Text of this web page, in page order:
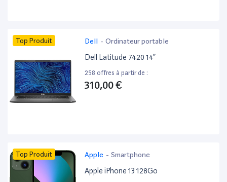
Top Produit Dell - Ordinateur portable
Dell Latitude 7420 14”
258 offres à partir de :
310,00 €
Top Produit Apple - Smartphone
Apple iPhone 13 128Go